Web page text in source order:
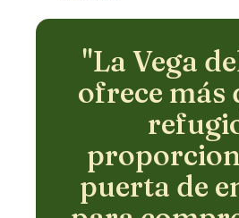
"La Vega
ofrece más
puerta de